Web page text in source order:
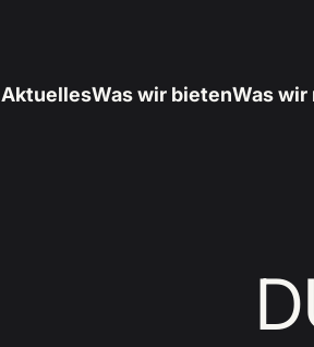
AktuellesWas wir bietenWas wir